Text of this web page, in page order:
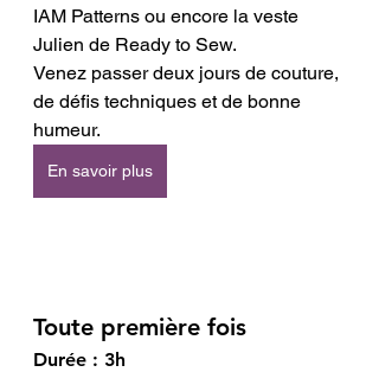
IAM Patterns ou encore la veste
Julien de Ready to Sew.
Venez passer deux jours de couture,
de défis techniques et de bonne
humeur.
En savoir plus
Toute première fois
Durée : 3h